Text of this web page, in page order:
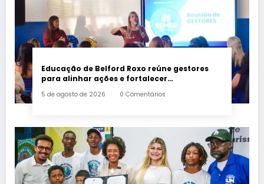
Educação de Belford Roxo reúne gestores
para alinhar ações e fortalecer
5 de agosto de 2026 0 Comentários